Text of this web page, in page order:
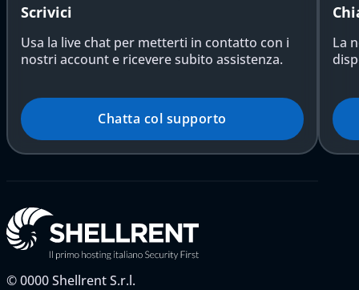
Scrivici
Usa la live chat per metterti in contatto con i
nostri account e ricevere subito assistenza.
Chatta col supporto
La
©0000Shellrent S.r.l.